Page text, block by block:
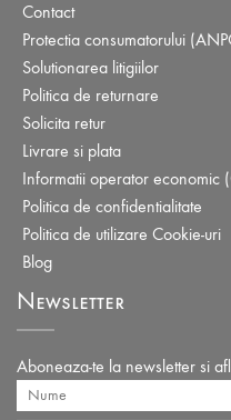
Contact
Protectia consumatorului
Solutionarea litigiilor
Politica de returnare
Solicita retur
Livrare si plata
Informatii operator
Politica de confidentialitate
Politica de utilizare Cookie-uri
Blog
Newsletter
Aboneaza-te la newsletter si